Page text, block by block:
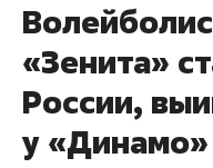
«Зенита»
России,
у «Динамо»